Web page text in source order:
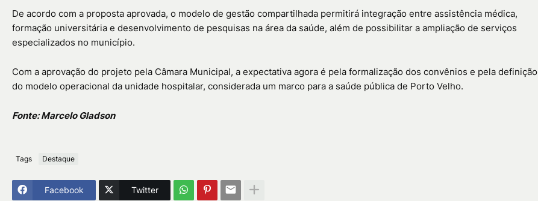
De acordo com a proposta aprovada, o modelo de gestão compartilhada permitirá integração entre assistência médica,
formação universitária e desenvolvimento de pesquisas na área da saúde, além de possibilitar a ampliação de serviços
especializados no município.
Com a aprovação do projeto pela Câmara Municipal, a expectativa agora é pela formalização dos convênios e pela definição
do modelo operacional da unidade hospitalar, considerada um marco para a saúde pública de Porto Velho.
Fonte: Marcelo Gladson
Tags Destaque
Facebook Twitter